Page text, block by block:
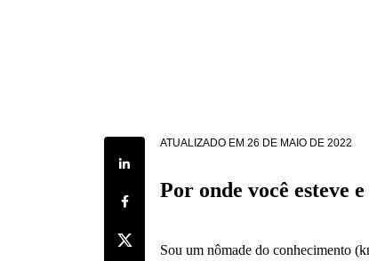
Share on LinkedIn
Share on Facebook
Share on Twitter
ATUALIZADO EM 26 DE MAIO DE 2022
Por onde você esteve
Sou um nômade do conhecimento